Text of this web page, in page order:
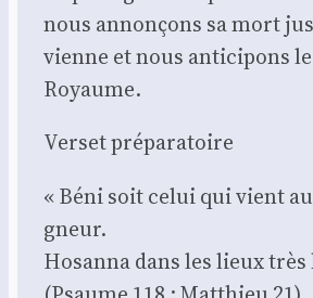
nous annon­çons sa mort
vienne et nous anti­ci­pons
Royaume.
Ver­set pré­pa­ra­toire
« Béni soit celui qui vient
gneur.
Hosan­na dans les lieux très